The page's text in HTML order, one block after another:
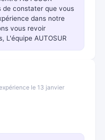
de constater que vous
dans notre
vous revoir
L'équipe AUTOSUR
le 13 janvier